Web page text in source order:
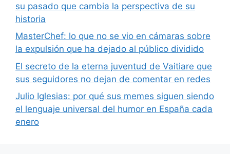
su pasado que cambia la perspectiva de su
historia
MasterChef: lo que no se vio en cámaras sobre
la expulsión que ha dejado al público dividido
El secreto de la eterna juventud de Vaitiare que
sus seguidores no dejan de comentar en redes
Julio Iglesias: por qué sus memes siguen siendo
el lenguaje universal del humor en España cada
enero